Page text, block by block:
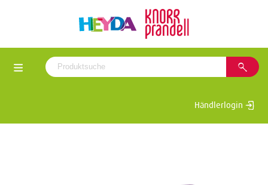
Händlerlogin